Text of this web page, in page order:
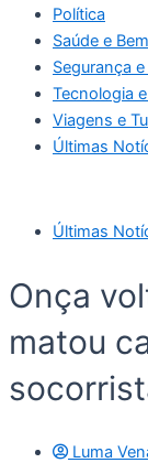
Política
Saúde e
Segurança
Tecnologia
Viagens e
Últimas
Últimas
Onça
matou
Luma